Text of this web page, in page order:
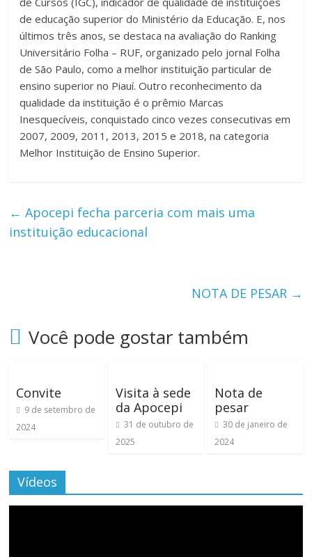
de educação superior do Ministério da Educação. E, nos
últimos três anos, se destaca na avaliação do Ranking
Universitário Folha – RUF, organizado pelo jornal Folha
de São Paulo, como a melhor instituição particular de
ensino superior no Piauí. Outro reconhecimento da
qualidade da instituição é o prêmio Marcas
Inesquecíveis, conquistado cinco vezes consecutivas em
2007, 2009, 2011, 2013, 2015 e 2018, na categoria
Melhor Instituição de Ensino Superior.
← Apocepi fecha parceria com mais uma
instituição educacional
NOTA DE PESAR →
Você pode gostar também
Convite
9 de setembro de
2024
Visita à sede
da Apocepi
31 de outubro de
2025
Nota de
pesar
30 de janeiro de
2024
Vídeos